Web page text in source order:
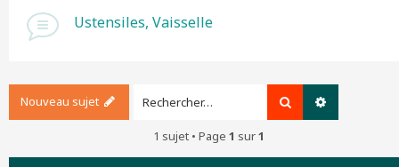
Ustensiles, Vaisselle
Nouveau sujet Rechercher
1 sujet • Page 1 sur1